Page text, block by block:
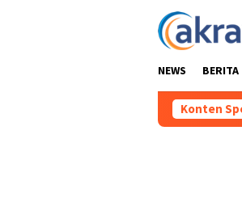
NEWS BERITA
Konten
Patroli Dialogis dan Sosialisasi Layanan